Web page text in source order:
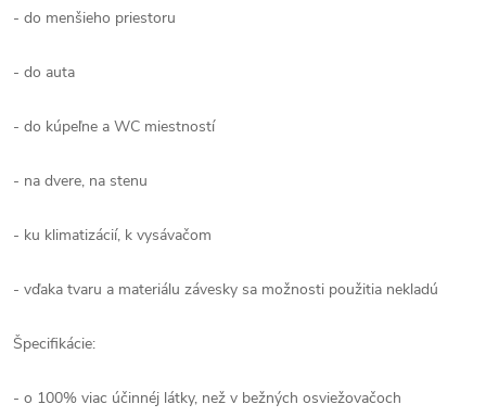
- do menšieho priestoru
- do auta
- do kúpeľne a WC miestností
- na dvere, na stenu
- ku klimatizácií, k vysávačom
- vďaka tvaru a materiálu závesky sa možnosti použitia nekladú
Špecifikácie:
- o 100% viac účinnéj látky, než v bežných osviežovačoch